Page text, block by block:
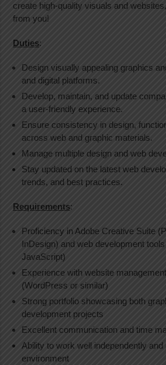
create high-quality visuals and
from you!
Duties:
Design visually appealing graphics
and digital platforms.
Develop, maintain, and update
a user-friendly experience.
Ensure consistency in design,
across web and graphic materials.
Manage multiple design and web
Stay updated on the latest web
trends, and best practices.
Requirements:
Proficiency in Adobe Creative Suite
InDesign) and web development
JavaScript)
Experience with website
(WordPress or similar)
Strong portfolio showcasing both
development projects
Excellent communication and time
Ability to work well independently and
environment